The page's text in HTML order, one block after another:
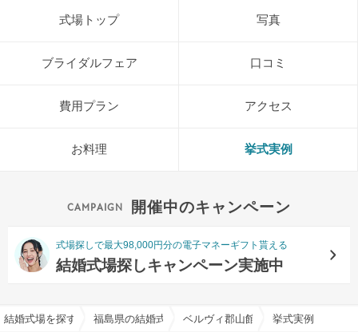
式場トップ 写真
ブライダルフェア 口コミ
費用プラン アクセス
お料理 挙式実例
開催中のキャンペーン
式場探しで最大98,000円分の電子マネーギフト貰える
結婚式場探しキャンペーン実施中
結婚式場を探すならハナユメ福島県の結婚式場一覧ベルヴィ郡山館で結婚式
挙式実例